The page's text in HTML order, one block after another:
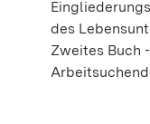
des
Zweites Buch